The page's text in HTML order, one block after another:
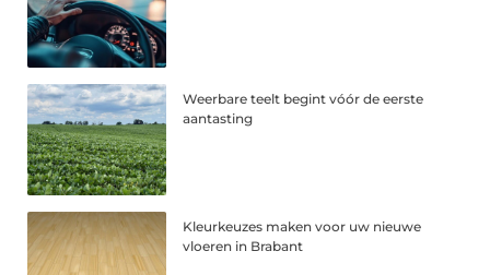
Weerbare teelt begint vóór de eerste
aantasting
Kleurkeuzes maken voor uw nieuwe
vloeren in Brabant